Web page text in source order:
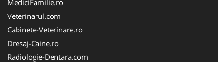
MediciFamilie.ro
Veterinarul.com
Cabinete-Veterinare.ro
Dresaj-Caine.ro
Radiologie-Dentara.com